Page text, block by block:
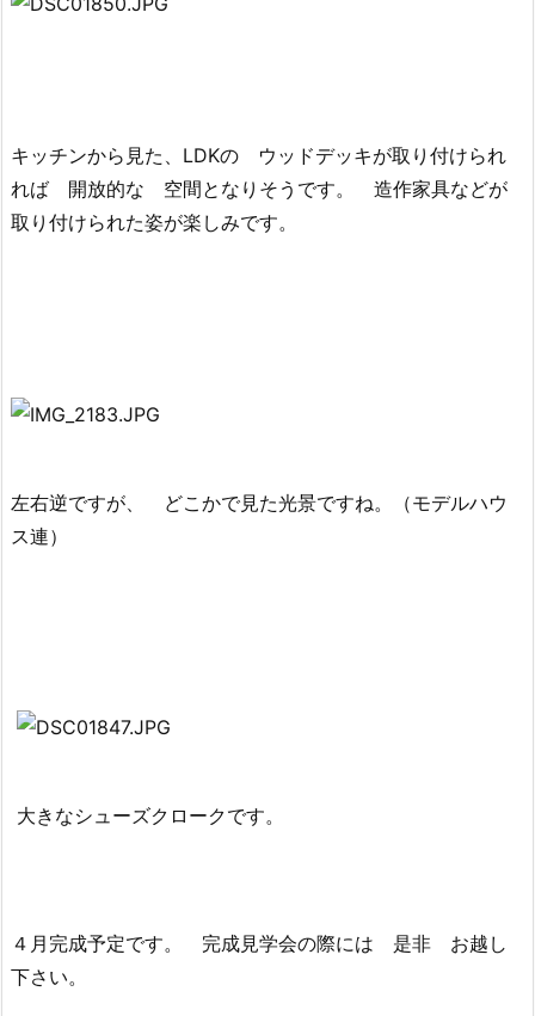
キッチンから見た、LDKの ウッドデッキが取り付けられ
れば 開放的な 空間となりそうです。 造作家具などが
取り付けられた姿が楽しみです。
左右逆ですが、 どこかで見た光景ですね。（モデルハウ
ス連）
大きなシューズクロークです。
４月完成予定です。 完成見学会の際には 是非 お越し
下さい。